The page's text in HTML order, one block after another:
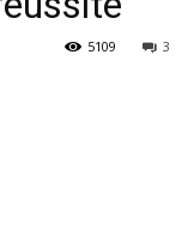
3
5109